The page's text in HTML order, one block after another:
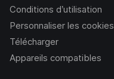
Conditions d’utilisation
Personnaliser les cookies
Télécharger
Appareils compatibles